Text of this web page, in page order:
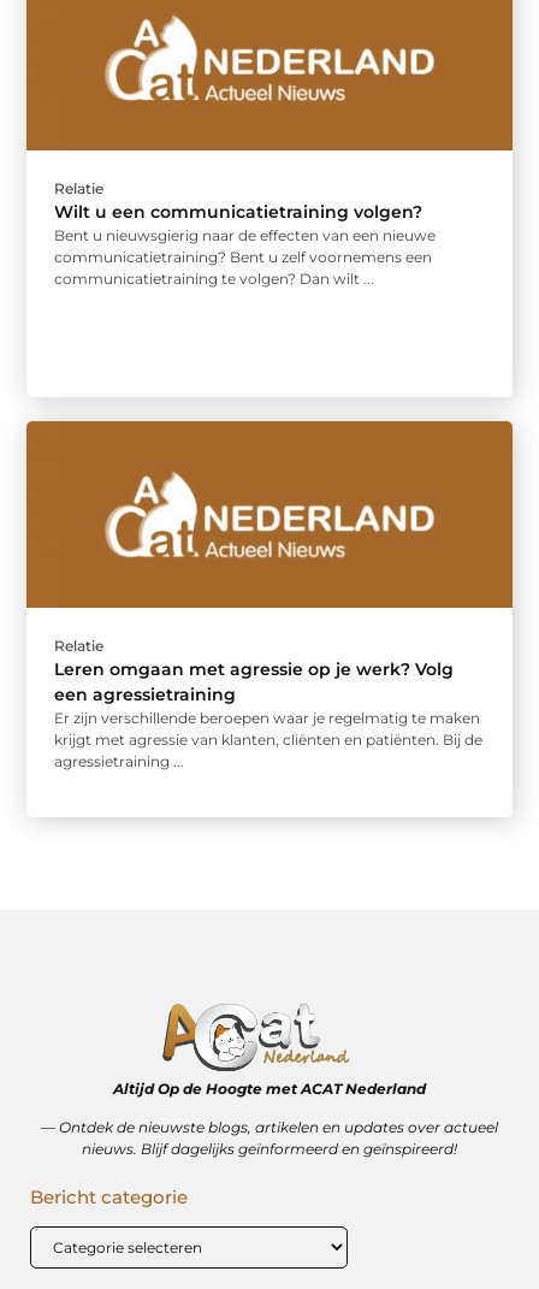
Relatie
Wilt u een communicatietraining volgen?
Bent u nieuwsgierig naar de effecten van een nieuwe
communicatietraining? Bent u zelf voornemens een
communicatietraining te volgen? Dan wilt ...
Relatie
Leren omgaan met agressie op je werk? Volg
een agressietraining
Er zijn verschillende beroepen waar je regelmatig te maken
krijgt met agressie van klanten, cliënten en patiënten. Bij de
agressietraining ...
Altijd Op de Hoogte met ACAT Nederland
–– Ontdek de nieuwste blogs, artikelen en updates over actueel
nieuws. Blijf dagelijks geïnformeerd en geïnspireerd!
Bericht categorie